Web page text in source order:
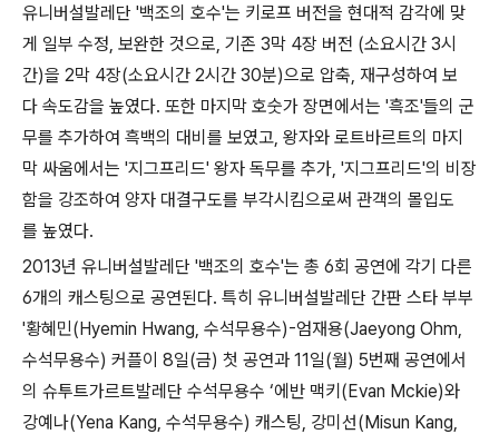
유니버설발레단 '백조의 호수'는 키로프 버전을 현대적 감각에 맞
게 일부 수정, 보완한 것으로, 기존 3막 4장 버전 (소요시간 3시
간)을 2막 4장(소요시간 2시간 30분)으로 압축, 재구성하여 보
다 속도감을 높였다. 또한 마지막 호숫가 장면에서는 '흑조'들의 군
무를 추가하여 흑백의 대비를 보였고, 왕자와 로트바르트의 마지
막 싸움에서는 '지그프리드' 왕자 독무를 추가, '지그프리드'의 비장
함을 강조하여 양자 대결구도를 부각시킴으로써 관객의 몰입도
를 높였다.
2013년 유니버설발레단 '백조의 호수'는 총 6회 공연에 각기 다른
6개의 캐스팅으로 공연된다. 특히 유니버설발레단 간판 스타 부부
'황혜민(Hyemin Hwang, 수석무용수)-엄재용(Jaeyong Ohm,
수석무용수) 커플이 8일(금) 첫 공연과 11일(월) 5번째 공연에서
의 슈투트가르트발레단 수석무용수 ‘에반 맥키(Evan Mckie)와
강예나(Yena Kang, 수석무용수) 캐스팅, 강미선(Misun Kang,